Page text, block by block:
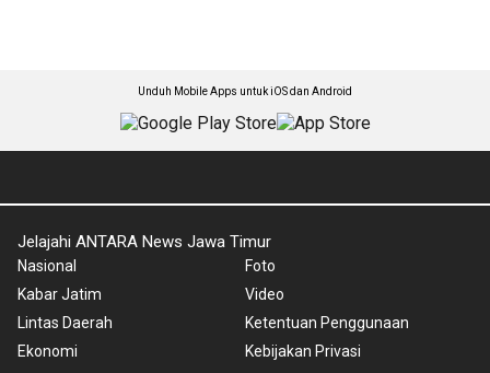
Unduh Mobile Apps untuk iOS dan Android
Jelajahi ANTARA News Jawa Timur
Nasional
Kabar Jatim
Lintas Daerah
Ekonomi
Foto
Video
Ketentuan Penggunaan
Kebijakan Privasi